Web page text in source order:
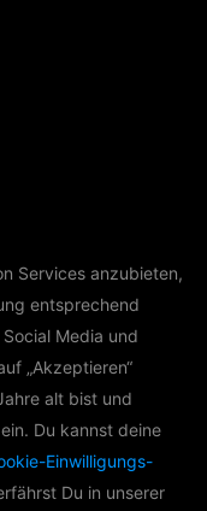
Services anzubieten,
entsprechend
Media und
„Akzeptieren“
alt bist und
Du kannst deine
Einwilligungs-
Du in unserer